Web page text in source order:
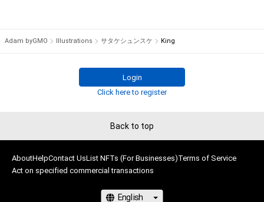
Adam byGMO Illustrations サタケシュンスケ King
Login
Click here to register
Back to top
AboutHelpContact UsList NFTs (For Businesses)Terms of Service
Act on specified commercial transactions